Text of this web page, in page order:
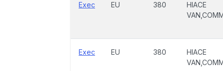
Exec EU 380
HIACE
Exec EU 380
HIACE